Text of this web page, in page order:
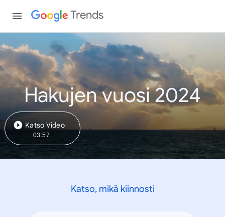
Trends
Hakujen vuosi 2024
Katso Video
03:57
Katso, mikä kiinnosti